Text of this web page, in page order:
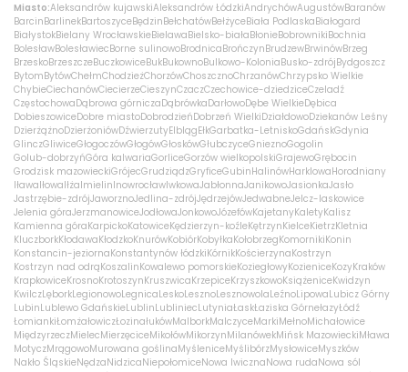
Miasto:Aleksandrów kujawskiAleksandrów ŁódzkiAndrychówAugustówBaranów
BarcinBarlinekBartoszyceBędzinBełchatówBełżyceBiała PodlaskaBiałogard
BiałystokBielany WrocławskieBielawaBielsko-białaBłonieBobrownikiBochnia
BolesławBolesławiecBorne sulinowoBrodnicaBrończynBrudzewBrwinówBrzeg
BrzeskoBrzeszczeBuczkowiceBukBukownoBulkowo-KoloniaBusko-zdrójBydgoszcz
BytomBytówChełmChodzieżChorzówChoszcznoChrzanówChrzypsko Wielkie
ChybieCiechanówCiecierzeCieszynCzaczCzechowice-dziedziceCzeladź
CzęstochowaDąbrowa górniczaDąbrówkaDarłowoDębe WielkieDębica
DobieszowiceDobre miastoDobrodzieńDobrzeń WielkiDziałdowoDziekanów Leśny
DzierżążnoDzierżoniówDźwierzutyElblągEłkGarbatka-LetniskoGdańskGdynia
GlinczGliwiceGłogoczówGłogówGłoskówGłubczyceGnieznoGogolin
Golub-dobrzyńGóra kalwariaGorliceGorzów wielkopolskiGrajewoGrębocin
Grodzisk mazowieckiGrójecGrudziądzGryficeGubinHalinówHarklowaHorodniany
IławaIłowaIłżaImielinInowrocławIwkowaJabłonnaJanikowoJasionkaJasło
Jastrzębie-zdrójJaworznoJedlina-zdrójJędrzejówJedwabneJelcz-laskowice
Jelenia góraJerzmanowiceJodłowaJonkowoJózefówKajetanyKaletyKalisz
Kamienna góraKarpickoKatowiceKędzierzyn-koźleKętrzynKielceKietrzKletnia
KluczborkKłodawaKłodzkoKnurówKobiórKobyłkaKołobrzegKomornikiKonin
Konstancin-jeziornaKonstantynów łódzkiKórnikKościerzynaKostrzyn
Kostrzyn nad odrąKoszalinKowalewo pomorskieKoziegłowyKozieniceKozyKraków
KrapkowiceKrosnoKrotoszynKruszwicaKrzepiceKrzyszkowoKsiążeniceKwidzyn
KwilczLęborkLegionowoLegnicaLeskoLesznoLesznowolaLeźnoLipowaLubicz Górny
LubinLublewo GdańskieLublinLubliniecLutyniaŁaskŁaziska GórnełazyŁódź
ŁomiankiŁomżałowiczŁozinałukówMalborkMalczyceMarkiMełnoMichałowice
MiędzyrzeczMielecMierzęciceMikołówMikorzynMilanówekMińsk MazowieckiMława
MotyczMrągowoMurowana goślinaMyśleniceMyślibórzMysłowiceMyszków
Nakło ŚląskieNędzaNidzicaNiepołomiceNowa IwicznaNowa rudaNowa sól